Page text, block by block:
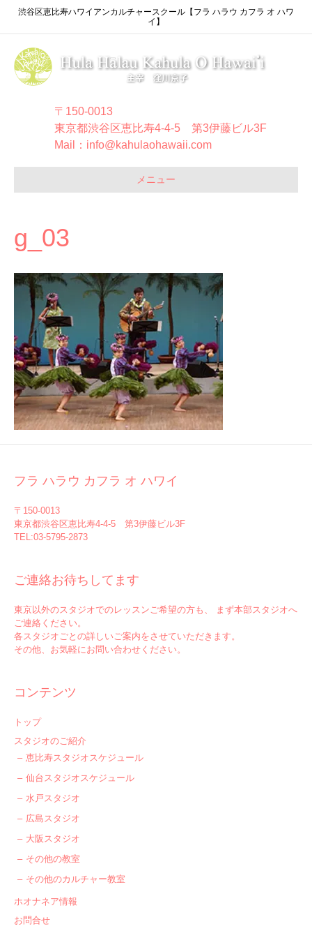
渋谷区恵比寿ハワイアンカルチャースクール【フラ ハラウ カフラ オ ハワ
イ】
〒150-0013
東京都渋谷区恵比寿4-4-5 第3伊藤ビル3F
Mail：info@kahulaohawaii.com
メニュー
g_03
フラ ハラウ カフラ オ ハワイ
〒150-0013
東京都渋谷区恵比寿4-4-5 第3伊藤ビル3F
TEL:03-5795-2873
ご連絡お待ちしてます
東京以外のスタジオでのレッスンご希望の方も、 まず本部スタジオへ
ご連絡ください。
各スタジオごとの詳しいご案内をさせていただきます。
その他、お気軽にお問い合わせください。
コンテンツ
トップ
スタジオのご紹介
恵比寿スタジオスケジュール
仙台スタジオスケジュール
水戸スタジオ
広島スタジオ
大阪スタジオ
その他の教室
その他のカルチャー教室
ホオナネア情報
お問合せ